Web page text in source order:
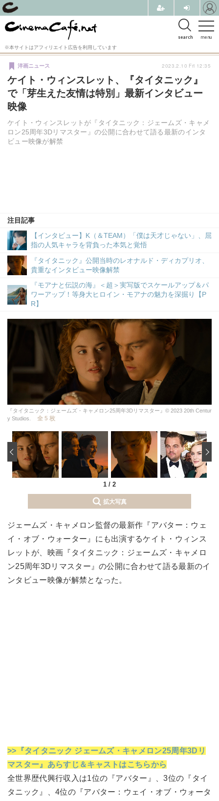
menu
search
※本サイトはアフィリエイト広告を利用しています
ケイト・ウィンスレット、『タイタニック』
で「芽生えた友情は特別」最新インタビュー
映像
ケイト・ウィンスレットが『タイタニック：ジェームズ・キャメ
ロン25周年3Dリマスター』の公開に合わせて語る最新のインタ
ビュー映像が解禁
洋画ニュース
注目記事
【インタビュー】K（＆TEAM）「僕は天才じゃない」、屈
指の人気キャラを背負った本気と覚悟
『タイタニック』公開当時のレオナルド・ディカプリオ、
貴重なインタビュー映像解禁
『モアナと伝説の海』＜超＞実写版でスケールアップ＆パ
ワーアップ！等身大ヒロイン・モアナの魅力を深掘り【P
R】
2023.2.10 Fri 12:35
『タイタニック：ジェームズ・キャメロン25周年3Dリマスター』© 2023 20th Centur
y Studios.
全 5 枚
1 / 2
‹
拡大写真
ジェームズ・キャメロン監督の最新作『アバター：ウェ
イ・オブ・ウォーター』にも出演するケイト・ウィンス
レットが、映画『タイタニック：ジェームズ・キャメロ
ン25周年3Dリマスター』の公開に合わせて語る最新のイ
ンタビュー映像が解禁となった。
>>『タイタニック ジェームズ・キャメロン25周年3Dリ
マスター』あらすじ＆キャストはこちらから
全世界歴代興行収入は1位の『アバター』、3位の『タイ
タニック』、4位の『アバター：ウェイ・オブ・ウォータ